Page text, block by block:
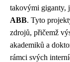
takovými giganty,
ABB. Tyto
zdrojů, přičemž
akademiků a
rámci svých